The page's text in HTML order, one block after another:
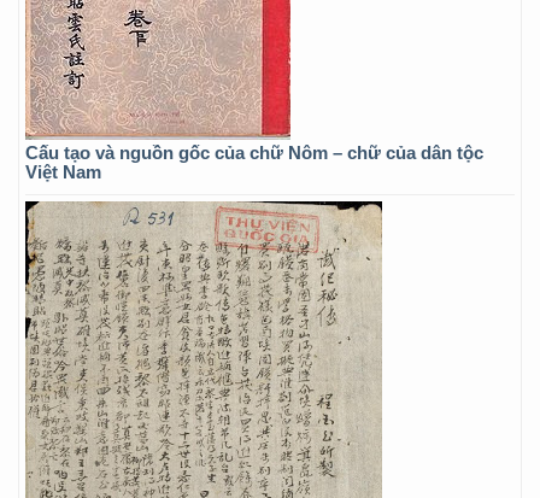
Cấu tạo và nguồn gốc của chữ Nôm – chữ của dân tộc
Việt Nam